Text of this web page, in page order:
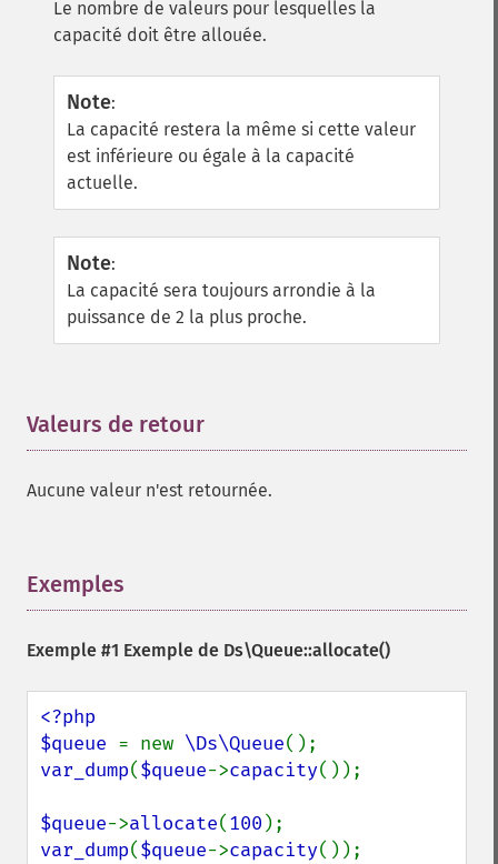
Le nombre de valeurs pour lesquelles la
capacité doit être allouée.
Note:
La capacité restera la même si cette valeur
est inférieure ou égale à la capacité
actuelle.
Note:
La capacité sera toujours arrondie à la
puissance de 2 la plus proche.
Valeurs de retour
Aucune valeur n'est retournée.
Exemples
Exemple #1 Exemple de Ds\Queue::allocate()
<?php
$queue = new \Ds\Queue
var_dump($queue->capacity());
$queue->allocate(100
var_dump($queue->capacity